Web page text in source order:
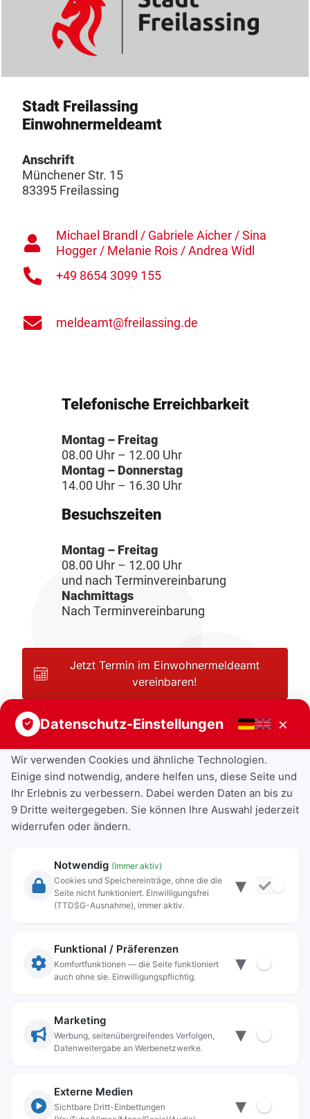
Stadt Freilassing
Einwohnermeldeamt
Anschrift
Münchener Str. 15
83395 Freilassing
Michael Brandl / Gabriele Aicher / Sina
Hogger / Melanie Rois / Andrea Widl
+49 8654 3099 155
meldeamt@freilassing.de
Telefonische Erreichbarkeit
Montag – Freitag
08.00 Uhr – 12.00 Uhr
Montag – Donnerstag
14.00 Uhr – 16.30 Uhr
Besuchszeiten
Montag – Freitag
08.00 Uhr – 12.00 Uhr
und nach Terminvereinbarung
Nachmittags
Nach Terminvereinbarung
Jetzt Termin im Einwohnermeldeamt
vereinbaren!
Rechtliche Angaben
Datenschutz
Anschrift
83395 Freilassing
Kontakt
rathaus@freilassing.de
Datenschutz-Einstellungen ×
Wir verwenden Cookies und ähnliche Technologien.
Einige sind notwendig, andere helfen uns, diese Seite und
Ihr Erlebnis zu verbessern. Dabei werden Daten an bis zu
9 Dritte weitergegeben. Sie können Ihre Auswahl jederzeit
widerrufen oder ändern.
Notwendig (Immer aktiv)
Cookies und Speichereinträge, ohne die die
Seite nicht funktioniert. Einwilligungsfrei
(TTDSG-Ausnahme), immer aktiv.
▾
Funktional / Präferenzen
Komfortfunktionen — die Seite funktioniert
auch ohne sie. Einwilligungspflichtig.
▾
Marketing
Werbung, seitenübergreifendes Verfolgen,
Datenweitergabe an Werbenetzwerke.
▾
Externe Medien
Sichtbare Dritt-Einbettungen
▾